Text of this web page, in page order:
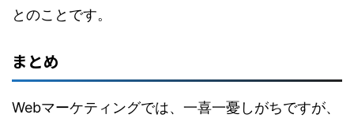
とのことです。
まとめ
Webマーケティングでは、一喜一憂しがちですが、